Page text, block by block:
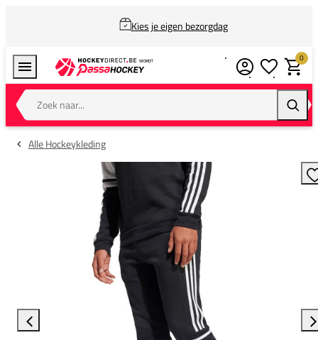
Kies je eigen bezorgdag
Zoek naar...
0
Alle Hockeykleding